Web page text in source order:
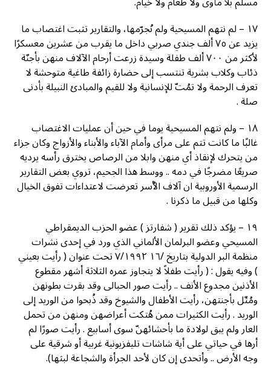
١٧ – ﻟﻢ ﻧﺘﻬﻢ ﺍﻟﻤﺴﻴﺤﻴﺔ ﻭﻟﻢ ﻧُﺠﺮّﻣﻬﺎ، ﻭﺍﻟﺘﻘﺎﺭﻳﺮ ﺗﺜﺒﺖ ﺍﻏﺘﺼﺎﺏ ﻣﺎ
ﻳﺰﻳﺪ ﻋﻦ ٧٥ ﺃﻟﻒ ﺟﻨﺪﻱ ﺻﺮﺑﻲ ﺩﺍﺧﻞ ﻣﺎ ﻳﻘﺮﺏ ﻣﻦ ﻋﺸﺮﻳﻦ ﻣﻌﺴﻜﺮًﺍ
ﻷﻛﺜﺮ ﻣﻦ ٧٠٠ ﺃﻟﻒ ﻃﻔﻠﺔ ﻭﺳﻴﺪﺓ ﺯﺭﻋﺖ ﺃﺭﺣﺎﻡ ﺍﻵﻻﻑ ﻣﻨﻬﻦ ﺑﺄﺟﻨّﺔ
ﺫﺋﺎﺏ ﻭﻛﻼﺏ ﺑﺸﺮﻳﺔ ﺗﻨﺘﺴﺐ ﺇﻟﻰ ﺣﻀﺎﺭﺓ ﺯﺍﺋﻔﺔ ﻃﺎﻏﻴﺔ ﻣﺘﻮﺣﺸﺔ ﻻ
ﺗﻌﺮﻑ ﺍﻟﺮﺣﻤﺔ ﻭﻻ ﺗﻤُﺖّ ﻟﻺﻧﺴﺎﻧﻴﺔ ﻭﻻ ﻟﻠﻘﻴﻢ ﻭﺍﻟﻤﺒﺎﺩﺉ ﺍﻟﻨﺒﻴﻠﺔ ﺑﺄﺩﻧﻰ
ﺻﻠﺔ .
١٨ – ﻭﻟﻢ ﻧﺘﻬﻢ ﺍﻟﻤﺴﻴﺤﻴﺔ ﻳﻮﻣﺎ ﻓﻲ ﺣﻴﻦ ﺃﻥ ﻋﻤﻠﻴﺎﺕ ﺍﻻﻏﺘﺼﺎﺏ
ﻏﺎﻟﺒًﺎ ﻣﺎ ﻛﺎﻧﺖ ﺗﺘﻢ ﻋﻠﻰ ﻣﺮﺃﻯ ﻭﺃﻣﺎﻡ ﺍﻵﺑﺎﺀ ﻭﺍﻷﺑﻨﺎﺀ ﻭﺍﻷﺯﻭﺍﺝ ﻭﻛﺎﻥ ﺟﺰﺍﺀ
ﻣﻦ ﻳﺘﺤﺮﻙ ﻹﻧﻘﺎﺫ ﺃﻱ ﻣﻨﻬﻦ وابلا ﻣﻦ ﺍﻟﺮﺻﺎﺹ ﻳﺨﺘﺮﻕ ﺭﺃﺳﻪ ﻳﺮﺩﻳﻪ
ﺻﺮﻳﻌًﺎ ﻣﻀﺮﺟًﺎ ﻓﻲ ﺩﻣﻪ .. ﻭﻭﺳﻂ ﻫﺬﺍ ﺍﻟﺠﺤﻴﻢ، ﺗﺮﻭﻱ ﺑﻌﺾ ﺍﻟﺘﻘﺎﺭﻳﺮ
ﺍﻟﺮﺳﻤﻴﺔ ﺍﻷﻭﺭﻭﺑﻴﺔ ﺍﻥ ﺁﻻﻑ ﺍﻷُﺳﺮ ﺗﻌﺮﺿﺖ ﻻﻋﺘﺪﺍﺀﺍﺕ ﺗﻔﻮﻕ ﺍﻟﺨﻴﺎﻝ
ﻭﻛﻠﻬﺎ ﻣﻦ ﻗﺒﻴﻞ ﻣﺎ ﺫﻛﺮﻧﺎ .
١٩ – ﻳﺆﻛﺪ ﺫﻟﻚ ﺗﻘﺮﻳﺮ ( ﺷﻔﺎﺭﺗﺰ ) ﻋﻀﻮ ﺍﻟﺤﺰﺏ ﺍﻟﺪﻳﻤﻘﺮﺍﻃﻲ
ﺍﻟﻤﺴﻴﺤﻲ ﻭﻋﻀﻮ ﺍﻟﺒﺮﻟﻤﺎﻥ ﺍﻷﻟﻤﺎﻧﻲ ﺍﻟﺬﻱ ﻭﺭﺩ ﻓﻲ ﺇﺣﺪﻯ ﻧﺸﺮﺍﺕ
ﻣﻨﻈﻤﺔ ﺍﻟﺒﺮ ﺍﻟﺪﻭﻟﻴﺔ ﺑﺘﺎﺭﻳﺦ /١٦ ٧/١٩٩٢ ﺗﺤﺖ ﻋﻨﻮﺍﻥ ( ﺭﺃﻳﺖ ﺑﻌﻴﻨﻲ
) ﻭﻓﻴﻪ ﻳﻘﻮﻝ : ( ﺭﺃﻳﺖ طفلاً ﻻ ﻳﺘﺠﺎﻭﺯ ﻋﻤﺮﻩ ﺍﻟﺜﻼﺛﺔ ﺃﺷﻬﺮ ﻣﻘﻄﻮﻉ
ﺍﻷﺫﻧﻴﻦ ﻣﺠﺪﻭﻉ ﺍﻷﻧﻒ .. ﺭﺃﻳﺖ ﺻﻮﺭ ﺍﻟﺤﺒﺎﻟﻰ ﻭﻗﺪ ﺑﻘﺮﺕ ﺑﻄﻮﻧﻬﻦ
ﻭﻣُﺜّﻞ ﺑﺄﺟﻨﺘﻬﻦ، ﺭﺃﻳﺖ ﺍﻷﻃﻔﺎﻝ ﻭﺍﻟﺸﻴﻮﺥ ﻭﻗﺪ ﺫُﺑﺤﻮﺍ ﻣﻦ ﺍﻟﻮﺭﻳﺪ ﺇﻟﻰ
ﺍﻟﻮﺭﻳﺪ . ﺭﺃﻳﺖ ﺍﻟﻜﺜﻴﺮﺍﺕ ﻣﻤﻦ ﻫُﺘﻜﺖ ﺃﻋﺮﺍﺿﻬﻦ ﻭﻣﻨﻬﻦ ﻣﻦ ﺗﺤﻤﻞ
ﺍﻟﻌﺎﺭ ﻭﻟﻢ ﻳﺒﻖ ﻟﻮﻻﺩﺓ ﻣﺎ ﺑﺄﺣﺸﺎﺋﻬﻦّ ﺳﻮﻯ ﺃﺳﺎﺑﻴﻊ . ﺭﺃﻳﺖ ﺻﻮﺭًﺍ ﻟﻢ
ﺃﺭﻫﺎ ﻓﻲ ﺣﻴﺎﺗﻲ ﻋﻠﻰ ﺃﻳﺔ ﺷﺎﺷﺎﺕ ﺗﻠﻴﻔﺰﻳﻮﻧﻴﺔ ﻏﺮﺑﻴﺔ ﺃﻭ ﺷﺮﻗﻴﺔ ﻋﻠﻰ
ﻭﺟﻪ ﺍﻷﺭﺽ .. ﻭﺃﺗﺤﺪﻯ ﺇﻥ ﻛﺎﻥ ﻷﺣﺪ ﺍﻟﺠﺮﺃﺓ ﻭﺍﻟﺸﺠﺎﻋﺔ ﻟﺒﺜﻬﺎ).